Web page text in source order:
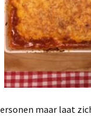
maar laat